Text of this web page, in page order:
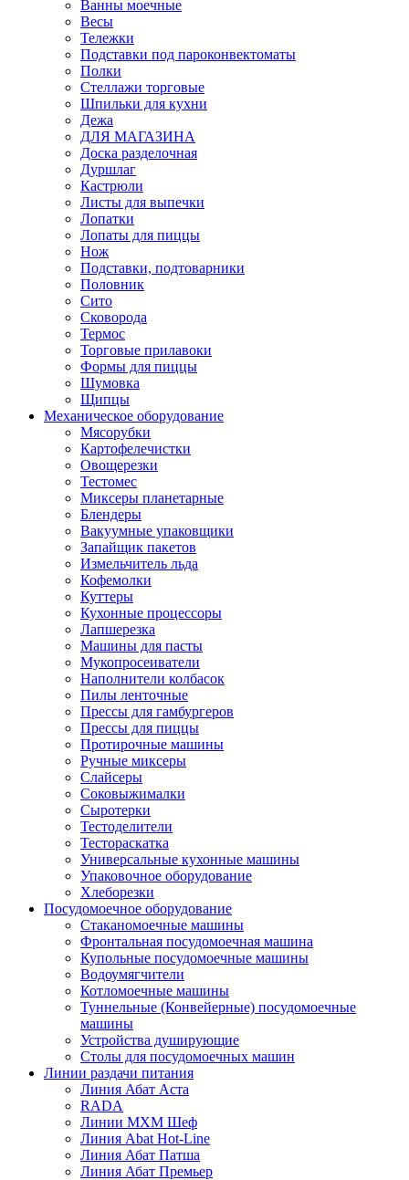
Ванны моечные
Весы
Тележки
Подставки под пароконвектоматы
Полки
Стеллажи торговые
Шпильки для кухни
Дежа
ДЛЯ МАГАЗИНА
Доска разделочная
Дуршлаг
Кастрюли
Листы для выпечки
Лопатки
Лопаты для пиццы
Нож
Подставки, подтоварники
Половник
Сито
Сковорода
Термос
Торговые прилавоки
Формы для пиццы
Шумовка
Щипцы
Механическое оборудование
Мясорубки
Картофелечистки
Овощерезки
Тестомес
Миксеры планетарные
Блендеры
Вакуумные упаковщики
Запайщик пакетов
Измельчитель льда
Кофемолки
Куттеры
Кухонные процессоры
Лапшерезка
Машины для пасты
Мукопросеиватели
Наполнители колбасок
Пилы ленточные
Прессы для гамбургеров
Прессы для пиццы
Протирочные машины
Ручные миксеры
Слайсеры
Соковыжималки
Сыротерки
Тестоделители
Тестораскатка
Универсальные кухонные машины
Упаковочное оборудование
Хлеборезки
Посудомоечное оборудование
Стаканомоечные машины
Фронтальная посудомоечная машина
Купольные посудомоечные машины
Водоумягчители
Котломоечные машины
Туннельные (Конвейерные) посудомоечные
машины
Устройства душирующие
Столы для посудомоечных машин
Линии раздачи питания
Линия Абат Аста
RADA
Линии МХМ Шеф
Линия Abat Hot-Line
Линия Абат Патша
Линия Абат Премьер